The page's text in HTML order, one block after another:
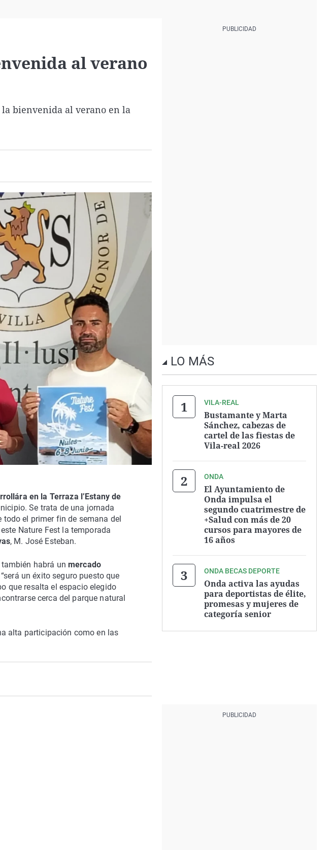
al verano
la bienvenida al verano en la
en la Terraza l’Estany de
Se trata de una jornada
el primer fin de semana del
Nature Fest la temporada
, M. José Esteban.
también habrá unmercado
un éxito seguro puesto que
que resalta el espacio elegido
cerca del parque natural
alta participación como en las
LO MÁS
VILA-REAL
Bustamante y Marta
Sánchez, cabezas de
cartel de las fiestas de
Vila-real 2026
ONDA
El Ayuntamiento de
Onda impulsa el
segundo cuatrimestre de
+Salud con más de 20
cursos para mayores de
16 años
ONDA BECAS DEPORTE
Onda activa las ayudas
para deportistas de élite,
promesas y mujeres de
categoría senior